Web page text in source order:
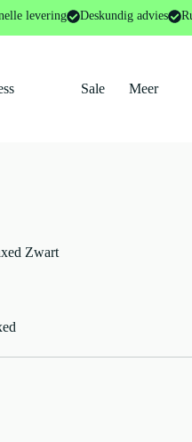
levering Deskundig advies
Sale Meer
Zwart